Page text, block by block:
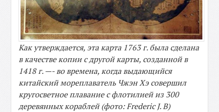
Как утверждается, эта карта 1763 г. была сделана
в качестве копии с другой карты, созданной в
1418 г. —- во времена, когда выдающийся
китайский мореплаватель Чжэн Хэ совершил
кругосветное плавание с флотилией из 300
деревянных кораблей (фото: Frederic J. B)